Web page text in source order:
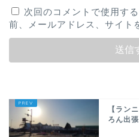
次回のコメントで使用す
前、メールアドレス、サイト
【ラン
ろん出